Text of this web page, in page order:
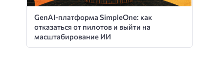
GenAI-платформа SimpleOne: как
отказаться от пилотов и выйти на
масштабирование ИИ